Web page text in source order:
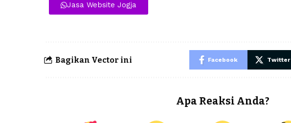
Jasa Website Jogja
Bagikan Vector ini Facebook Twitter
Apa Reaksi Anda?